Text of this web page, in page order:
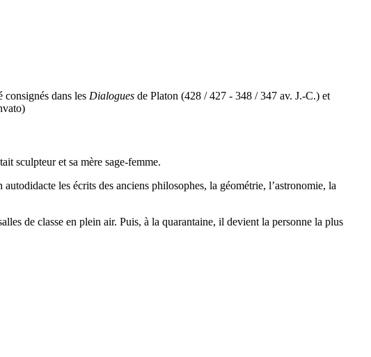
consignés dans les Dialogues de Platon (428 / 427 - 348 / 347 av. J.-C.) et
sculpteur et sa mère sage-femme.
les écrits des anciens philosophes, la géométrie, l’astronomie, la
de classe en plein air. Puis, à la quarantaine, il devient la personne la plus